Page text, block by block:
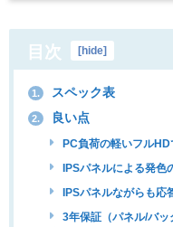
目次 [hide]
1. スペック表
2. 良い点
PC負荷の軽いフル
IPSパネルによる発色
IPSパネルながらも応
3年保証（パネル/バッ